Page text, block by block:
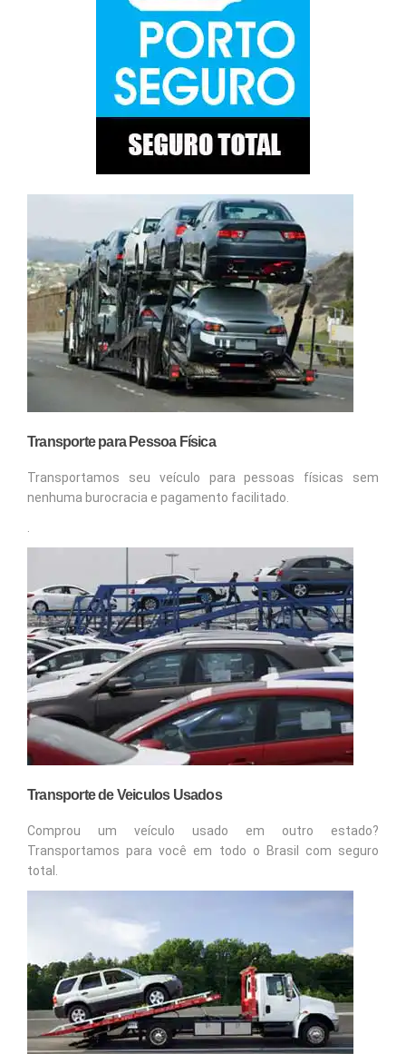
Transporte para Pessoa Física
Transportamos seu veículo para pessoas físicas sem
nenhuma burocracia e pagamento facilitado.
Transporte de Veiculos Usados
Comprou um veículo usado em outro estado?
Transportamos para você em todo o Brasil com seguro
total.